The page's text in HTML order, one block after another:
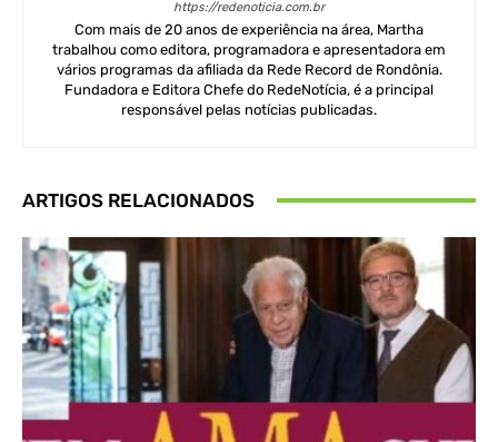
https://redenoticia.com.br
Com mais de 20 anos de experiência na área, Martha
trabalhou como editora, programadora e apresentadora em
vários programas da afiliada da Rede Record de Rondônia.
Fundadora e Editora Chefe do RedeNotícia, é a principal
responsável pelas notícias publicadas.
ARTIGOS RELACIONADOS